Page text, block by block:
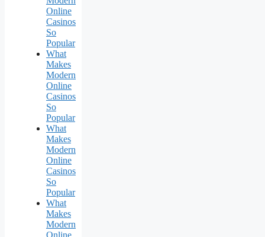
Online
Casinos
So
Popular
What
Makes
Modern
Online
Casinos
So
Popular
What
Makes
Modern
Online
Casinos
So
Popular
What
Makes
Modern